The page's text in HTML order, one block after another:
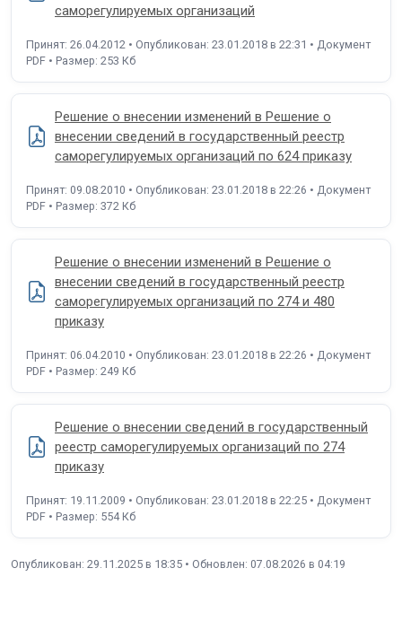
саморегулируемых организаций
Принят: 26.04.2012 • Опубликован: 23.01.2018 в 22:31 • Документ
PDF • Размер: 253 Кб
Решение о внесении изменений в Решение о
внесении сведений в государственный реестр
саморегулируемых организаций по 624 приказу
Принят: 09.08.2010 • Опубликован: 23.01.2018 в 22:26 • Документ
PDF • Размер: 372 Кб
Решение о внесении изменений в Решение о
внесении сведений в государственный реестр
саморегулируемых организаций по 274 и 480
приказу
Принят: 06.04.2010 • Опубликован: 23.01.2018 в 22:26 • Документ
PDF • Размер: 249 Кб
Решение о внесении сведений в государственный
реестр саморегулируемых организаций по 274
приказу
Принят: 19.11.2009 • Опубликован: 23.01.2018 в 22:25 • Документ
PDF • Размер: 554 Кб
Опубликован: 29.11.2025 в 18:35 • Обновлен: 07.08.2026 в 04:19